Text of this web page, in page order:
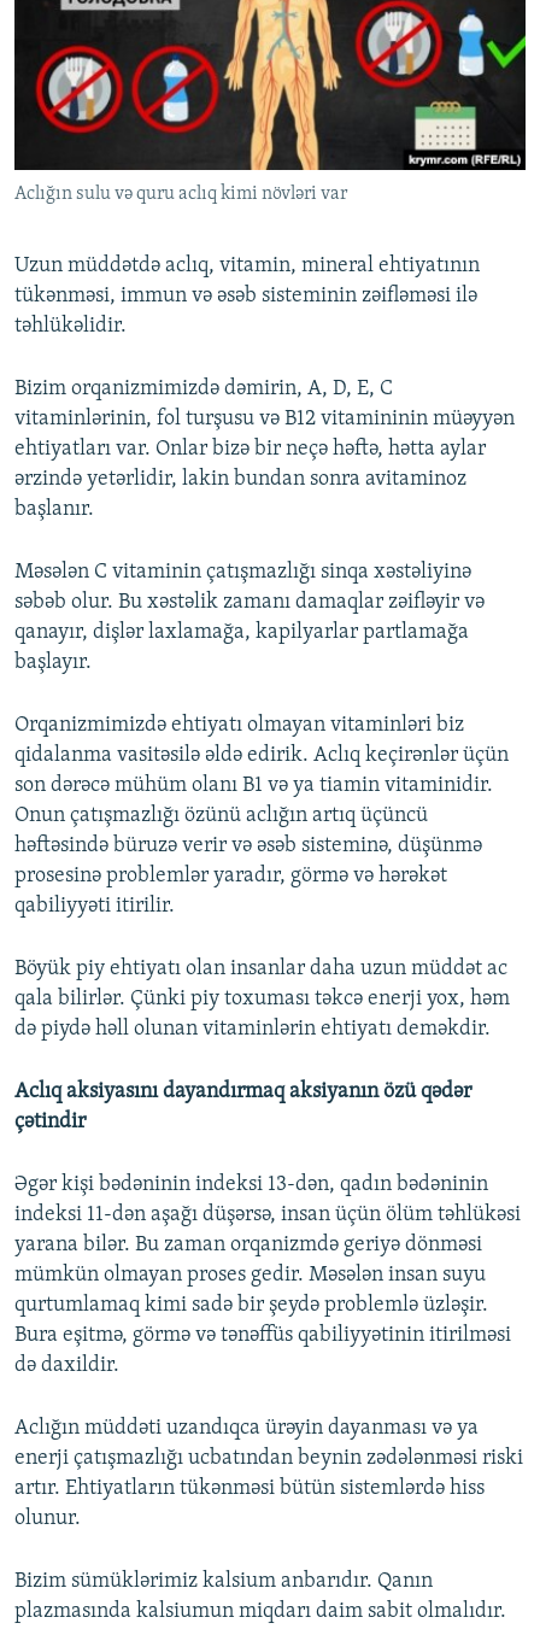
Aclığın sulu və quru aclıq kimi növləri var
Uzun müddətdə aclıq, vitamin, mineral ehtiyatının
tükənməsi, immun və əsəb sisteminin zəifləməsi ilə
təhlükəlidir.
Bizim orqanizmimizdə dəmirin, A, D, E, C
vitaminlərinin, fol turşusu və B12 vitamininin müəyyən
ehtiyatları var. Onlar bizə bir neçə həftə, hətta aylar
ərzində yetərlidir, lakin bundan sonra avitaminoz
başlanır.
Məsələn C vitaminin çatışmazlığı sinqa xəstəliyinə
səbəb olur. Bu xəstəlik zamanı damaqlar zəifləyir və
qanayır, dişlər laxlamağa, kapilyarlar partlamağa
başlayır.
Orqanizmimizdə ehtiyatı olmayan vitaminləri biz
qidalanma vasitəsilə əldə edirik. Aclıq keçirənlər üçün
son dərəcə mühüm olanı B1 və ya tiamin vitaminidir.
Onun çatışmazlığı özünü aclığın artıq üçüncü
həftəsində büruzə verir və əsəb sisteminə, düşünmə
prosesinə problemlər yaradır, görmə və hərəkət
qabiliyyəti itirilir.
Böyük piy ehtiyatı olan insanlar daha uzun müddət ac
qala bilirlər. Çünki piy toxuması təkcə enerji yox, həm
də piydə həll olunan vitaminlərin ehtiyatı deməkdir.
Aclıq aksiyasını dayandırmaq aksiyanın özü qədər
çətindir
Əgər kişi bədəninin indeksi 13-dən, qadın bədəninin
indeksi 11-dən aşağı düşərsə, insan üçün ölüm təhlükəsi
yarana bilər. Bu zaman orqanizmdə geriyə dönməsi
mümkün olmayan proses gedir. Məsələn insan suyu
qurtumlamaq kimi sadə bir şeydə problemlə üzləşir.
Bura eşitmə, görmə və tənəffüs qabiliyyətinin itirilməsi
də daxildir.
Aclığın müddəti uzandıqca ürəyin dayanması və ya
enerji çatışmazlığı ucbatından beynin zədələnməsi riski
artır. Ehtiyatların tükənməsi bütün sistemlərdə hiss
olunur.
Bizim sümüklərimiz kalsium anbarıdır. Qanın
plazmasında kalsiumun miqdarı daim sabit olmalıdır.